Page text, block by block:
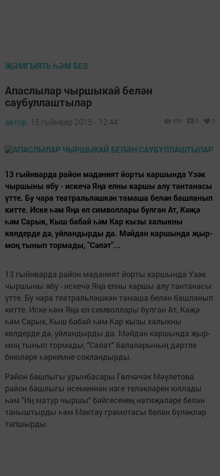
ҖӘМГЫЯТЬ ҺӘМ БЕЗ
Апаслылар чыршыкай белән
саубуллаштылар
автор, 15 гыйнвар 2015 - 12:44 605 0 0
13 гыйнварда район мәдәният йорты каршында Үзәк
чыршыны ябу - искечә Яңа елны каршы алу тантанасы
үтте. Бу чара театральләшкән тамаша белән башланып
китте. Иске һәм Яңа ел символлары булган Ат, Кәҗә
һәм Сарык, Кыш бабай һәм Кар кызы халыкны
көлдерде дә, уйландырды да. Мәйдан каршында җыр-
моң тынып тормады, "Сәләт"...
13 гыйнварда район мәдәният йорты каршында Үзәк
чыршыны ябу - искечә Яңа елны каршы алу тантанасы
үтте. Бу чара театральләшкән тамаша белән башланып
китте. Иске һәм Яңа ел символлары булган Ат, Кәҗә
һәм Сарык, Кыш бабай һәм Кар кызы халыкны
көлдерде дә, уйландырды да. Мәйдан каршында җыр-
моң тынып тормады, "Сәләт" балаларының дәртле
биюләре һәркемне сокландырды.
Район башлыгы урынбасары Гөлчәчәк Мәүлетова
район башлыгы исеменнән изге теләкләрен юллады
һәм "Иң матур чыршы" бәйгесенең нәтиҗәләре белән
таныштырды һәм Мактау грамотасы белән бүләкләр
тапшырды.